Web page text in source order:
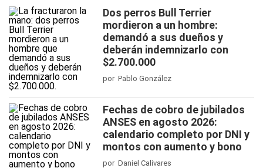
Dos perros Bull Terrier
mordieron a un hombre:
demandó a sus dueños y
deberán indemnizarlo con
$2.700.000
por Pablo González
Fechas de cobro de jubilados
ANSES en agosto 2026:
calendario completo por DNI y
montos con aumento y bono
por Daniel Calivares